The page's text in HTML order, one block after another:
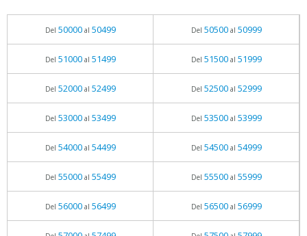
Del 50000al 50499 Del 50500al 50999
Del 51000al 51499 Del 51500al 51999
Del 52000al 52499 Del 52500al 52999
Del 53000al 53499 Del 53500al 53999
Del 54000al 54499 Del 54500al 54999
Del 55000al 55499 Del 55500al 55999
Del 56000al 56499 Del 56500al 56999